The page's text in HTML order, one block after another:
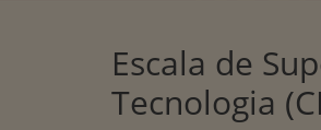
Escala de
Tecnologia